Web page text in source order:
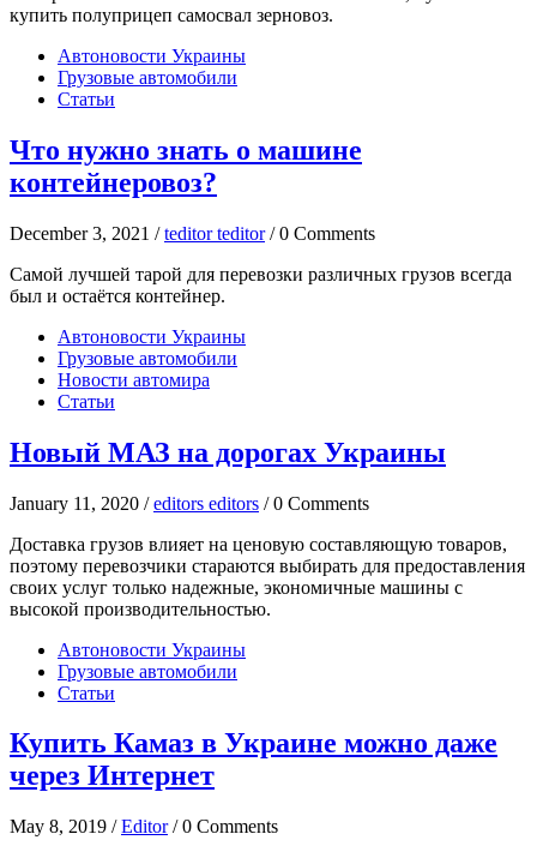
купить полуприцеп самосвал зерновоз.
Автоновости Украины
Грузовые автомобили
Статьи
Что нужно знать о машине
контейнеровоз?
December 3, 2021 /teditor teditor/ 0 Comments
Самой лучшей тарой для перевозки различных грузов всегда
был и остаётся контейнер.
Автоновости Украины
Грузовые автомобили
Новости автомира
Статьи
Новый МАЗ на дорогах Украины
January 11, 2020 /editors editors / 0 Comments
Доставка грузов влияет на ценовую составляющую товаров,
поэтому перевозчики стараются выбирать для предоставления
своих услуг только надежные, экономичные машины с
высокой производительностью.
Автоновости Украины
Грузовые автомобили
Статьи
Купить Камаз в Украине можно даже
через Интернет
May 8, 2019 /Editor/ 0 Comments